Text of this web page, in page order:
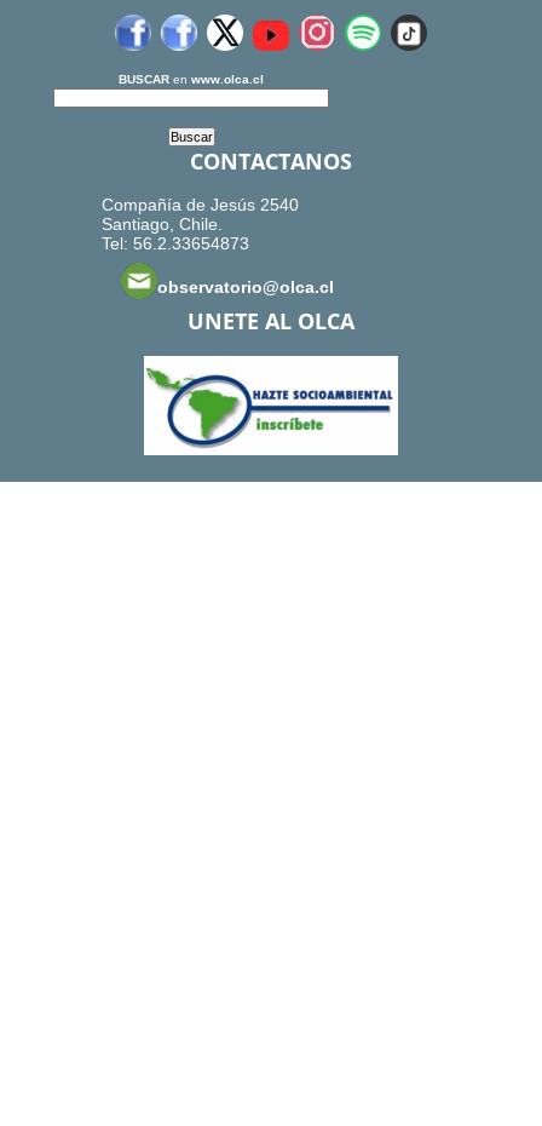
BUSCAR en www.olca.cl
CONTACTANOS
Compañía de Jesús 2540
Santiago, Chile.
Tel: 56.2.33654873
observatorio@olca.cl
UNETE AL OLCA